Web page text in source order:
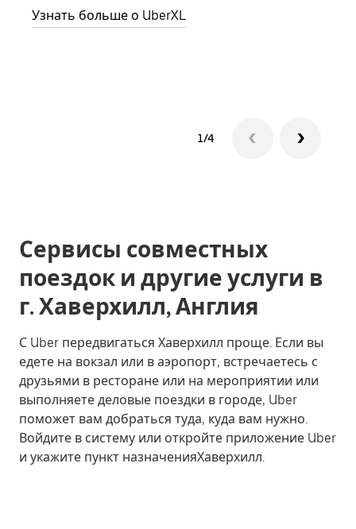
Узнать больше о UberXL
1/4
Сервисы совместных
поездок и другие услуги в
г. Хаверхилл, Англия
С Uber передвигаться Хаверхилл проще. Если вы
едете на вокзал или в аэропорт, встречаетесь с
друзьями в ресторане или на мероприятии или
выполняете деловые поездки в городе, Uber
поможет вам добраться туда, куда вам нужно.
Войдите в систему или откройте приложение Uber
и укажите пункт назначенияХаверхилл.